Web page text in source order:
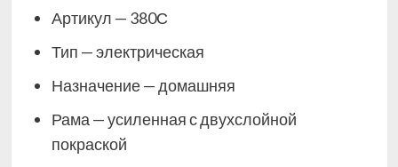
Артикул — 380С
Тип — электрическая
Назначение — домашняя
Рама — усиленная с двухслойной
покраской